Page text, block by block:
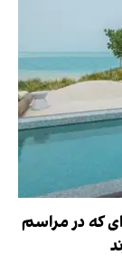
۱۰ چهره‌ای که در مراسم